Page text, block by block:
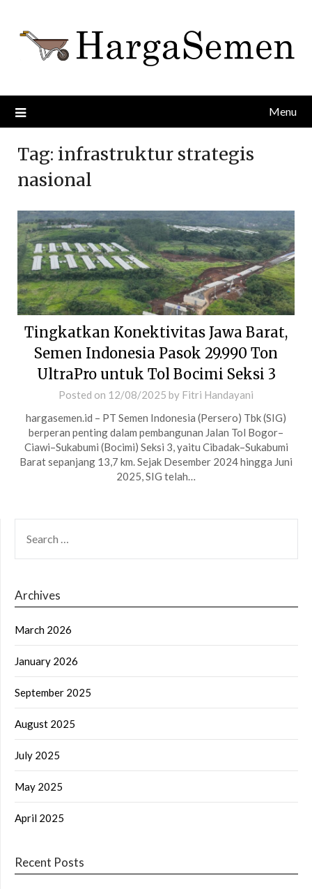
content
Menu
Tag: infrastruktur strategis
nasional
Tingkatkan Konektivitas Jawa Barat,
Semen Indonesia Pasok 29.990 Ton
UltraPro untuk Tol Bocimi Seksi 3
Posted on 12/08/2025 by Fitri Handayani
hargasemen.id – PT Semen Indonesia (Persero) Tbk (SIG)
berperan penting dalam pembangunan Jalan Tol Bogor–
Ciawi–Sukabumi (Bocimi) Seksi 3, yaitu Cibadak–Sukabumi
Barat sepanjang 13,7 km. Sejak Desember 2024 hingga Juni
2025, SIG telah…
FOR:
Archives
March 2026
January 2026
September 2025
August 2025
July 2025
May 2025
April 2025
Recent Posts